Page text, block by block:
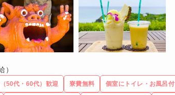
）
50代・60代）歓迎 寮費無料 個室にトイレ・お風呂付